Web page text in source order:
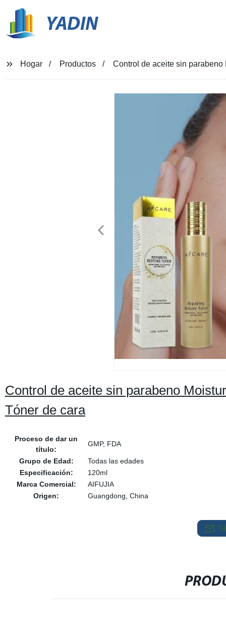
YADIN
Hogar Productos Control de aceite sin
Control de aceite sin parabeno
Tóner de cara
Proceso de dar un
título:
GMP, FDA
Grupo de Edad:
Todas las edades
Especificación:
120ml
Marca Comercial:
AIFUJIA
Origen:
Guangdong, China